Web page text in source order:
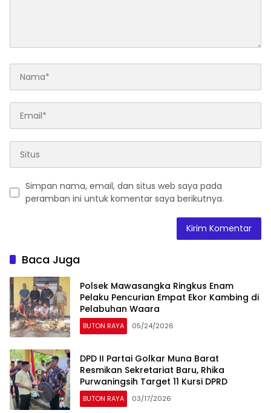
Simpan nama, email, dan situs web saya pada
peramban ini untuk komentar saya berikutnya.
Baca Juga
Polsek Mawasangka Ringkus Enam
Pelaku Pencurian Empat Ekor Kambing di
Pelabuhan Waara
BUTON RAYA 05/24/2026
DPD II Partai Golkar Muna Barat
Resmikan Sekretariat Baru, Rhika
Purwaningsih Target 11 Kursi DPRD
BUTON RAYA 03/17/2026